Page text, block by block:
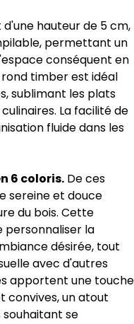
hauteur de 5 cm,
permettant un
conséquent en
rond timber est idéal
sublimant les plats
La facilité de
fluide dans les
6 coloris. De ces
sereine et douce
du bois. Cette
la
désirée, tout
avec d'autres
apportent une touche
convives, un atout
se